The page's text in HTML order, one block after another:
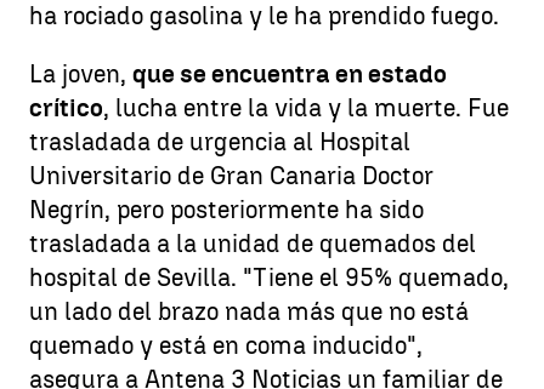
ha rociado gasolina y le ha prendido fuego.
La joven, que se encuentra en estado
crítico, lucha entre la vida y la muerte. Fue
trasladada de urgencia al Hospital
Universitario de Gran Canaria Doctor
Negrín, pero posteriormente ha sido
trasladada a la unidad de quemados del
hospital de Sevilla. "Tiene el 95% quemado,
un lado del brazo nada más que no está
quemado y está en coma inducido",
asegura a Antena 3 Noticias un familiar de